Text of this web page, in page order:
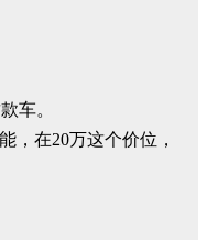
车。
，在20万这个价位，